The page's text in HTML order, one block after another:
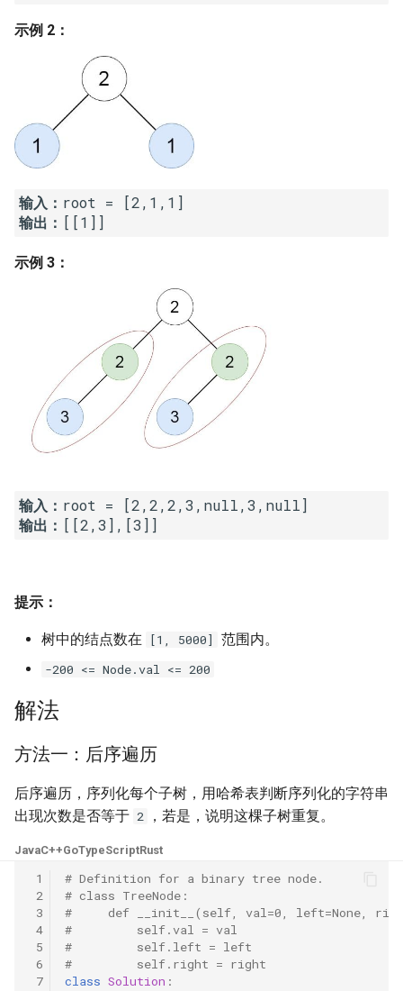
18. 删除链表的节点
19. 正则表达式匹配
20. 表示数值的字符串
21. 调整数组顺序使奇数位于
偶数前面
22. 链表中倒数第 k 个节点
25. 合并两个排序的链表
26. 树的子结构
27. 二叉树的镜像
29. 顺时针打印矩阵
31. 栈的压入、弹出序列
32.2. 从上到下打印二叉树 II
32.3. 从上到下打印二叉树 III
33. 二叉搜索树的后序遍历序
列
34. 二叉树中和为某一值的路
35. 复杂链表的复制
36. 二叉搜索树与双向链表
16. 不含重复字符的最长子字
17. 含有所有字符的最短字符
串
18. 有效的回文
19. 最多删除一个字符得到回
文
20. 回文子字符串的个数
21. 删除链表的倒数第 n 个结
22. 链表中环的入口节点
23. 两个链表的第一个重合节
24. 反转链表
26. 重排链表
28. 展平多级双向链表
29. 排序的循环链表
30. 插入、删除和随机访问都
是 O(1) 的容器
31. 最近最少使用缓存
32. 有效的变位词
33. 变位词组
34. 外星语言是否排序
2.8. 环路检测
3.1. 三合一
3.2. 栈的最小值
3.3. 堆盘子
4.1. 节点间通路
4.2. 最小高度树
4.3. 特定深度节点链表
4.4. 检查平衡性
4.6. 后继者
4.8. 首个共同祖先
4.9. 二叉搜索树序列
4.10. 检查子树
4.12. 求和路径
5.1. 插入
5.2. 二进制数转字符串
5.3. 翻转数位
5.4. 下一个数
示例 2：
输入：
输出： [[1]]
示例 3：
输入：
输出： [[2,3],[3]]
提示：
树中的结点数在 [1, 5000] 范围内。
-200 <= Node.val <= 200
解法
方法一：后序遍历
后序遍历，序列化每个子树，用哈希表判断序列化的字符串
出现次数是否等于 2 ，若是，说明这棵子树重复。
JavaC++GoTypeScriptRust
1
2
3
4
5
6
7
# Definition for a binary tree node.
# class TreeNode:
#     def __init__(self, val=0, left=None,
#         self.val = val
#         self.left = left
#         self.right = right
class Solution :